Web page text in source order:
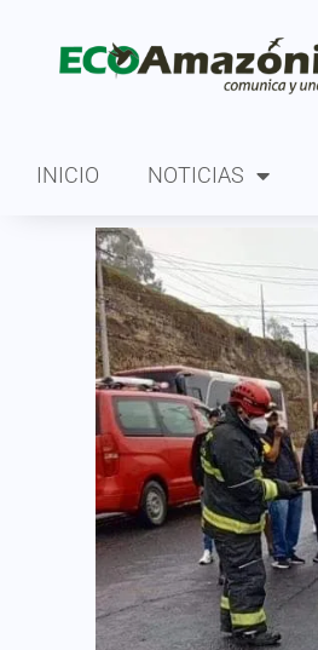
INICIO NOTICIAS